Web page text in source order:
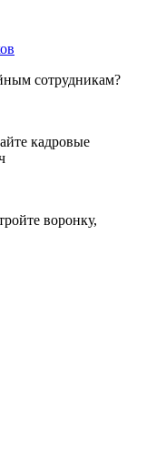
сотрудникам?
кадровые
воронку,